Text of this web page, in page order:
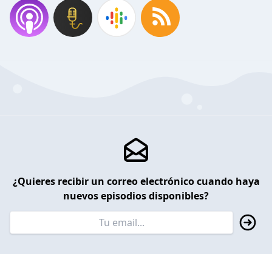
¿Quieres recibir un correo electrónico cuando haya
nuevos episodios disponibles?